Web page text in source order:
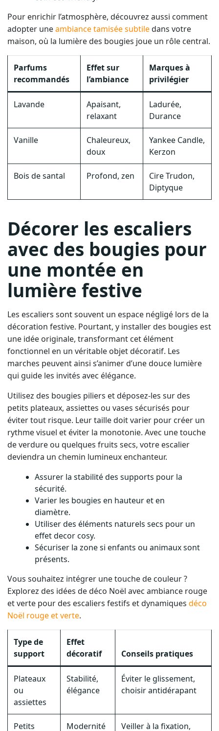
Pour enrichir l’atmosphère, découvrez aussi comment
adopter uneambiance tamisée subtiledans votre
maison, où la lumière des bougies joue un rôle central.
Parfums
recommandés
Effet sur
l’ambiance
Marques à
privilégier
Lavande
Apaisant,
relaxant
Ladurée,
Durance
Vanille
Chaleureux,
doux
Yankee Candle,
Kerzon
Bois de santal Profond, zen
Cire Trudon,
Diptyque
Décorer les escaliers
avec des bougies pour
une montée en
lumière festive
Les escaliers sont souvent un espace négligé lors de la
décoration festive. Pourtant, y installer des bougies est
une idée originale, transformant cet élément
fonctionnel en un véritable objet décoratif. Les
marches peuvent ainsi s’animer d’une douce lumière
qui guide les invités avec élégance.
Utilisez des bougies piliers et déposez-les sur des
petits plateaux, assiettes ou vases sécurisés pour
éviter tout risque. Leur taille doit varier pour créer un
rythme visuel et éviter la monotonie. Avec une touche
de verdure ou quelques fruits secs, votre escalier
deviendra un chemin lumineux enchanteur.
Assurer la stabilité des supports pour la
sécurité.
Varier les bougies en hauteur et en
diamètre.
Utiliser des éléments naturels secs pour un
effet decor cosy.
Sécuriser la zone si enfants ou animaux sont
présents.
Vous souhaitez intégrer une touche de couleur ?
Explorez des idées de déco Noël avec ambiance rouge
et verte pour des escaliers festifs et dynamiques déco
Noël rouge et verte.
Type de
support
Effet
décoratif
Conseils pratiques
Plateaux
ou
assiettes
Stabilité,
élégance
Éviter le glissement,
choisir antidérapant
Petits Modernité Veiller à la fixation,